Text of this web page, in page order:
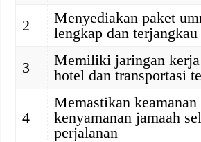
2
Menyediakan paket
lengkap dan terjangkau
3
Memiliki jaringan kerja
hotel dan transportasi
4
Memastikan keamanan
kenyamanan jamaah
perjalanan